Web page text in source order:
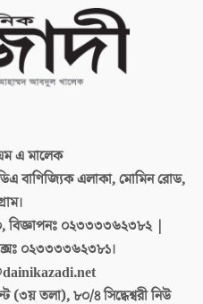
এ মালেক
বাণিজ্যিক এলাকা, মোমিন রোড,
০২৩৩৩৩৬২৩৮২ |
০২৩৩৩৩৬২৩৮১।
(৩য় তলা), ৮০/৪ সিদ্ধেশ্বরী নিউ